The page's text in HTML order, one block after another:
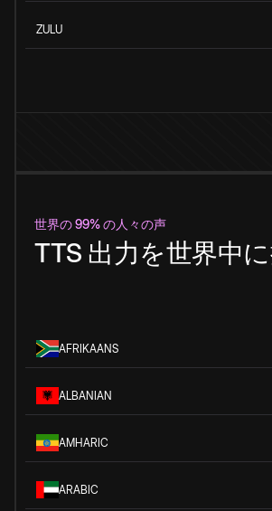
ZULU
世界の 99% の人々の声
TTS 出力を世界中
AFRIKAANS
ALBANIAN
AMHARIC
ARABIC